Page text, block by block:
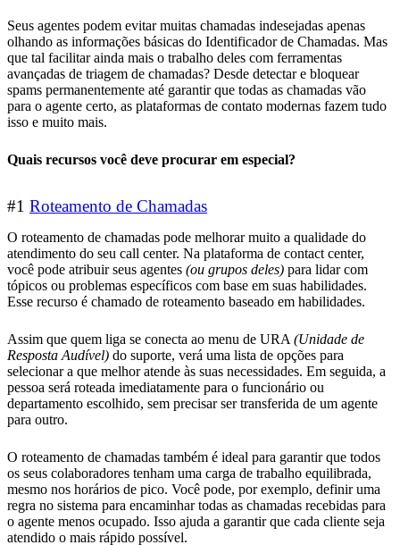
Seus agentes podem evitar muitas chamadas indesejadas apenas
olhando as informações básicas do Identificador de Chamadas. Mas
que tal facilitar ainda mais o trabalho deles com ferramentas
avançadas de triagem de chamadas? Desde detectar e bloquear
spams permanentemente até garantir que todas as chamadas vão
para o agente certo, as plataformas de contato modernas fazem tudo
isso e muito mais.
Quais recursos você deve procurar em especial?
#1 Roteamento de Chamadas
O roteamento de chamadas pode melhorar muito a qualidade do
atendimento do seu call center. Na plataforma de contact center,
você pode atribuir seus agentes (ou grupos deles) para lidar com
tópicos ou problemas específicos com base em suas habilidades.
Esse recurso é chamado de roteamento baseado em habilidades.
Assim que quem liga se conecta ao menu de URA (Unidade de
Resposta Audível) do suporte, verá uma lista de opções para
selecionar a que melhor atende às suas necessidades. Em seguida, a
pessoa será roteada imediatamente para o funcionário ou
departamento escolhido, sem precisar ser transferida de um agente
para outro.
O roteamento de chamadas também é ideal para garantir que todos
os seus colaboradores tenham uma carga de trabalho equilibrada,
mesmo nos horários de pico. Você pode, por exemplo, definir uma
regra no sistema para encaminhar todas as chamadas recebidas para
o agente menos ocupado. Isso ajuda a garantir que cada cliente seja
atendido o mais rápido possível.